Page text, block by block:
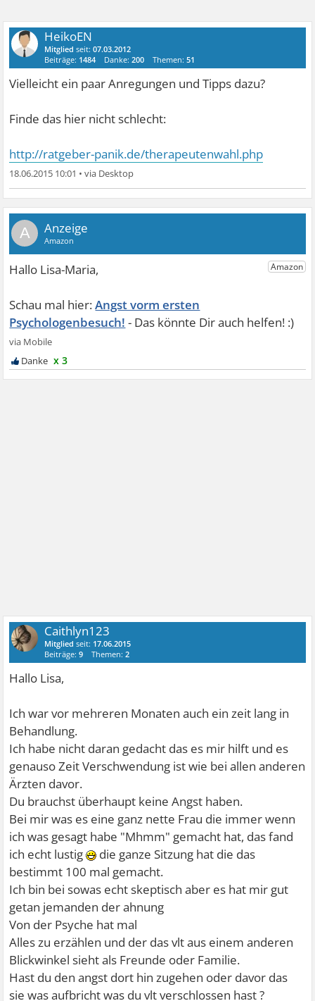
HeikoEN
Mitglied seit:07.03.2012
Beiträge: 1484 Danke:200 Themen:51
Vielleicht ein paar Anregungen und Tipps dazu?
Finde das hier nicht schlecht:
http://ratgeber-panik.de/therapeutenwahl.php
18.06.2015 10:01 •
A
Angst vorm ersten
Psychologenbesuch!
x 3
Caithlyn123
Mitglied seit: 17.06.2015
Beiträge:9 Themen:2
Hallo Lisa,
Ich war vor mehreren Monaten auch ein zeit lang in
Behandlung.
Ich habe nicht daran gedacht das es mir hilft und es
genauso Zeit Verschwendung ist wie bei allen anderen
Ärzten davor.
Du brauchst überhaupt keine Angst haben.
Bei mir was es eine ganz nette Frau die immer wenn
ich was gesagt habe "Mhmm" gemacht hat, das fand
ich echt lustig
die ganze Sitzung hat die das
bestimmt 100 mal gemacht.
Ich bin bei sowas echt skeptisch aber es hat mir gut
getan jemanden der ahnung
Von der Psyche hat mal
Alles zu erzählen und der das vlt aus einem anderen
Blickwinkel sieht als Freunde oder Familie.
Hast du den angst dort hin zugehen oder davor das
sie was aufbricht was du vlt verschlossen hast ?